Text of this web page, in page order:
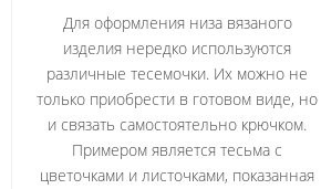
Для оформления низа вязаного
изделия нередко используются
различные тесемочки. Их можно не
только приобрести в готовом виде, но
и связать самостоятельно крючком.
Примером является тесьма с
цветочками и листочками, показанная